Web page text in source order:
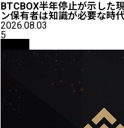
BTCBOX半年停止が示し
ン保有者は知識が必要な時
2026.08.03
5